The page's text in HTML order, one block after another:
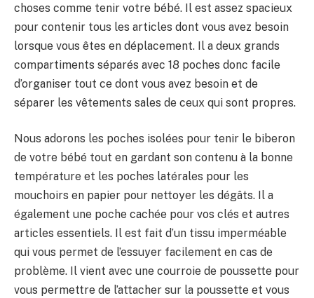
choses comme tenir votre bébé. Il est assez spacieux
pour contenir tous les articles dont vous avez besoin
lorsque vous êtes en déplacement. Il a deux grands
compartiments séparés avec 18 poches donc facile
d’organiser tout ce dont vous avez besoin et de
séparer les vêtements sales de ceux qui sont propres.
Nous adorons les poches isolées pour tenir le biberon
de votre bébé tout en gardant son contenu à la bonne
température et les poches latérales pour les
mouchoirs en papier pour nettoyer les dégâts. Il a
également une poche cachée pour vos clés et autres
articles essentiels. Il est fait d’un tissu imperméable
qui vous permet de l’essuyer facilement en cas de
problème. Il vient avec une courroie de poussette pour
vous permettre de l’attacher sur la poussette et vous